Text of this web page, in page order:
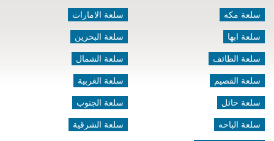
سلعة مكه
سلعة ابها
سلعة الطائف
سلعة القصيم
سلعة حائل
سلعة الباحه
سلعة الامارات
سلعة البحرين
سلعة الشمال
سلعة الغربية
سلعة الجنوب
سلعة الشرقية